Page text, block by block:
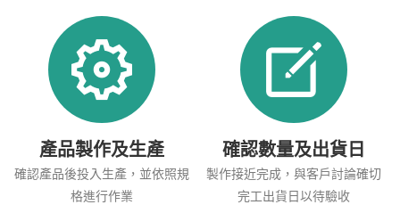
產品製作及生產
確認產品後投入生產，並依照規
格進行作業
確認數量及出貨日
製作接近完成，與客戶討論確切
完工出貨日以待驗收